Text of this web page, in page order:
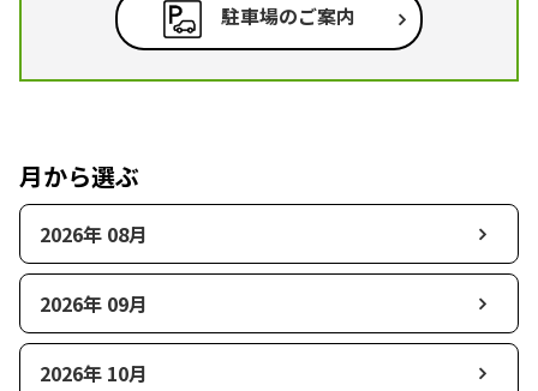
駐車場のご案内
月から選ぶ
2026年 08月
2026年 09月
2026年 10月